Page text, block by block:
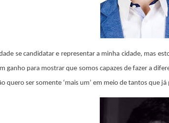
se candidatar e representar a minha cidade, mas
ganho para mostrar que somos capazes de fazer a
quero ser somente ‘mais um’ em meio de tantos que